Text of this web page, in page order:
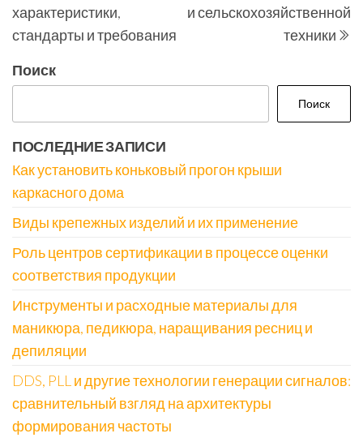
характеристики,
стандарты и требования
и сельскохозяйственной
техники
Поиск
Поиск
ПОСЛЕДНИЕ ЗАПИСИ
Как установить коньковый прогон крыши
каркасного дома
Виды крепежных изделий и их применение
Роль центров сертификации в процессе оценки
соответствия продукции
Инструменты и расходные материалы для
маникюра, педикюра, наращивания ресниц и
депиляции
DDS, PLL и другие технологии генерации сигналов:
сравнительный взгляд на архитектуры
формирования частоты